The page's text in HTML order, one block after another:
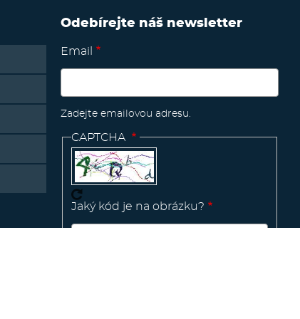
Odebírejte náš newsletter
Email
Zadejte emailovou adresu.
CAPTCHA
Jaký kód je na obrázku?